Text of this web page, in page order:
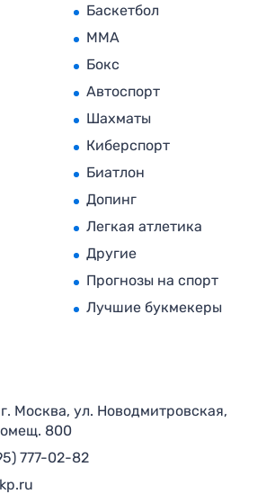
Баскетбол
MMA
Бокс
Автоспорт
Шахматы
Киберспорт
Биатлон
Допинг
Легкая атлетика
Другие
Прогнозы на спорт
Лучшие букмекеры
Москва, ул. Новодмитровская,
800
777-02-82